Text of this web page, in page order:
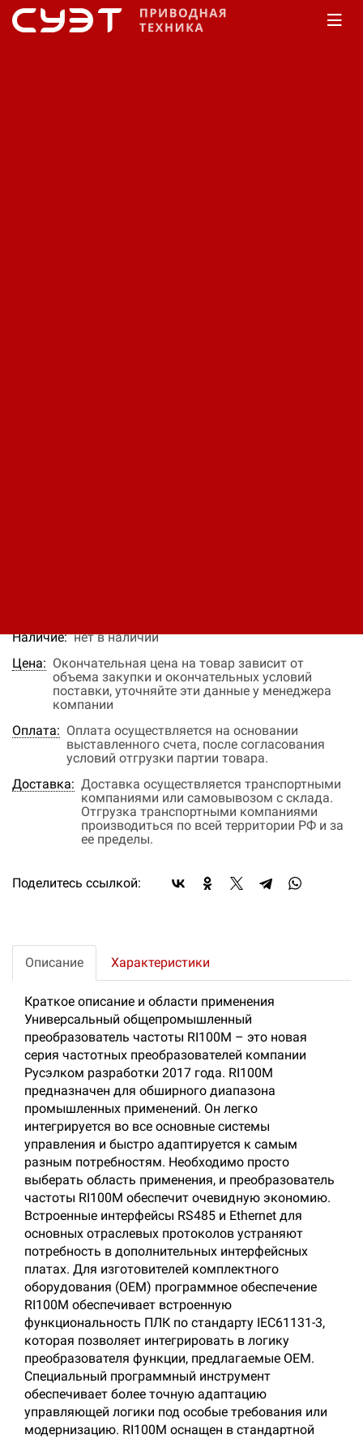
Наличие: нет в наличии
Цена: Окончательная цена на товар зависит от
объема закупки и окончательных условий
поставки, уточняйте эти данные у менеджера
компании
Оплата: Оплата осуществляется на основании
выставленного счета, после согласования
условий отгрузки партии товара.
Доставка: Доставка осуществляется транспортными
компаниями или самовывозом с склада.
Отгрузка транспортными компаниями
производиться по всей территории РФ и за
ее пределы.
Поделитесь ссылкой:
Описание Характеристики
Краткое описание и области применения
Универсальный общепромышленный
преобразователь частоты RI100M – это новая
серия частотных преобразователей компании
Русэлком разработки 2017 года. RI100M
предназначен для обширного диапазона
промышленных применений. Он легко
интегрируется во все основные системы
управления и быстро адаптируется к самым
разным потребностям. Необходимо просто
выберать область применения, и преобразователь
частоты RI100M обеспечит очевидную экономию.
Встроенные интерфейсы RS485 и Ethernet для
основных отраслевых протоколов устраняют
потребность в дополнительных интерфейсных
платах. Для изготовителей комплектного
оборудования (OEM) программное обеспечение
RI100M обеспечивает встроенную
функциональность ПЛК по стандарту IEC61131-3,
которая позволяет интегрировать в логику
преобразователя функции, предлагаемые OEM.
Специальный программный инструмент
обеспечивает более точную адаптацию
управляющей логики под особые требования или
модернизацию. RI100M оснащен в стандартной